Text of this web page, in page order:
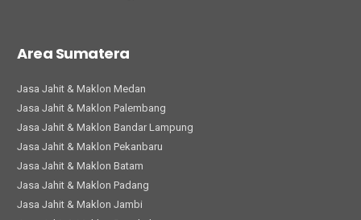
Area Sumatera
Jasa Jahit & Maklon Medan
Jasa Jahit & Maklon Palembang
Jasa Jahit & Maklon Bandar Lampung
Jasa Jahit & Maklon Pekanbaru
Jasa Jahit & Maklon Batam
Jasa Jahit & Maklon Padang
Jasa Jahit & Maklon Jambi